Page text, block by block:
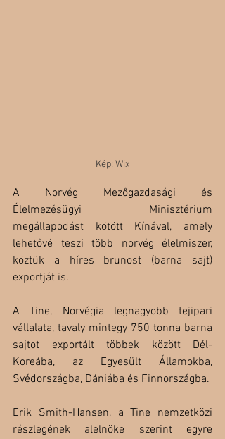
Kép: Wix
A Norvég Mezőgazdasági és
Élelmezésügyi Minisztérium
megállapodást kötött Kínával, amely
lehetővé teszi több norvég élelmiszer,
köztük a híres brunost (barna sajt)
exportját is.
A Tine, Norvégia legnagyobb tejipari
vállalata, tavaly mintegy 750 tonna barna
sajtot exportált többek között Dél-
Koreába, az Egyesült Államokba,
Svédországba, Dániába és Finnországba.
Erik Smith-Hansen, a Tine nemzetközi
részlegének alelnöke szerint egyre